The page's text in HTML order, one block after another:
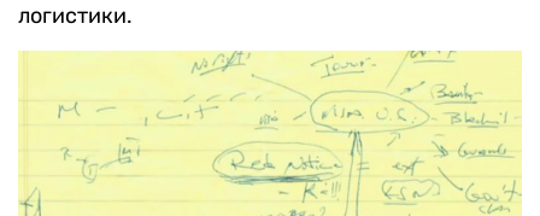
логистики.